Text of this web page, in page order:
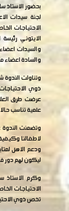
بحضور الاستاذ
لجنة سيدات
الاحتياجات
الايتوني
والسيدات
والسادة اعضاء
وتناولت الندوة
ذوي
عرضت طرق
علمية تناسب
وتضمنت
لاطفالنا
ودعم الاهل
ليكون لهم دور
وكرم الاستاذ
الاحتياجات
تخص ذوي